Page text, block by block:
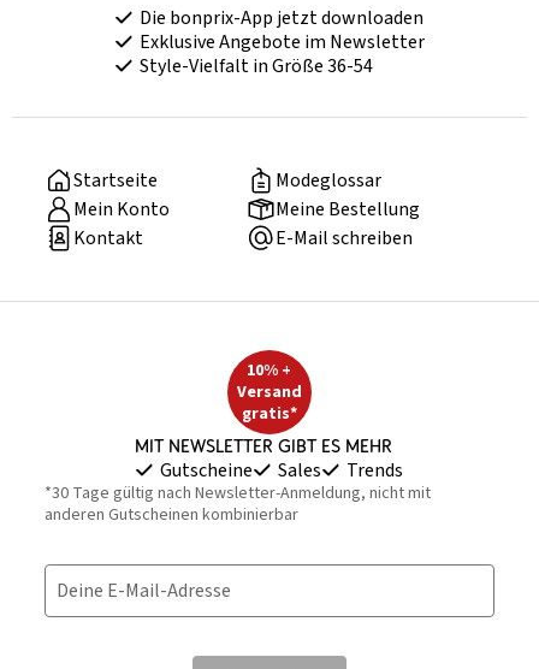
Die bonprix-App jetzt downloaden
Exklusive Angebote im Newsletter
Style-Vielfalt in Größe 36-54
Startseite
Modeglossar
Mein Konto
Meine Bestellung
Kontakt
E-Mail schreiben
10% +
Versand
gratis*
Mit Newsletter gibt es mehr
Gutscheine Sales Trends
*30 Tage gültig nach Newsletter-Anmeldung, nicht mit
anderen Gutscheinen kombinierbar
Deine E-Mail-Adresse